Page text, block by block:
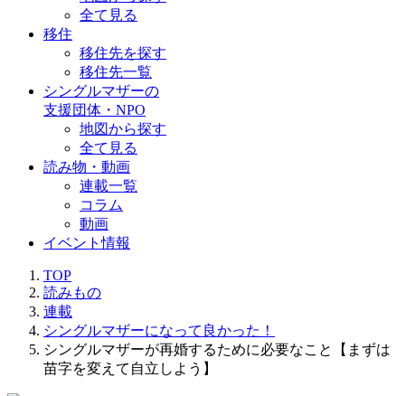
全て見る
移住
移住先を探す
移住先一覧
シングルマザーの
支援団体・NPO
地図から探す
全て見る
読み物・動画
連載一覧
コラム
動画
イベント情報
TOP
読みもの
連載
シングルマザーになって良かった！
シングルマザーが再婚するために必要なこと【まずは
苗字を変えて自立しよう】